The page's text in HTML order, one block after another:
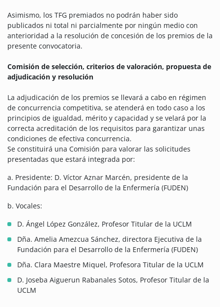
Asimismo, los TFG premiados no podrán haber sido
publicados ni total ni parcialmente por ningún medio con
anterioridad a la resolución de concesión de los premios de la
presente convocatoria.
Comisión de selección, criterios de valoración, propuesta de
adjudicación y resolución
La adjudicación de los premios se llevará a cabo en régimen
de concurrencia competitiva, se atenderá en todo caso a los
principios de igualdad, mérito y capacidad y se velará por la
correcta acreditación de los requisitos para garantizar unas
condiciones de efectiva concurrencia.
Se constituirá una Comisión para valorar las solicitudes
presentadas que estará integrada por:
a. Presidente: D. Víctor Aznar Marcén, presidente de la
Fundación para el Desarrollo de la Enfermería (FUDEN)
b. Vocales:
D. Ángel López González, Profesor Titular de la UCLM
Dña. Amelia Amezcua Sánchez, directora Ejecutiva de la
Fundación para el Desarrollo de la Enfermería (FUDEN)
Dña. Clara Maestre Miquel, Profesora Titular de la UCLM
D. Joseba Aiguerun Rabanales Sotos, Profesor Titular de la
UCLM